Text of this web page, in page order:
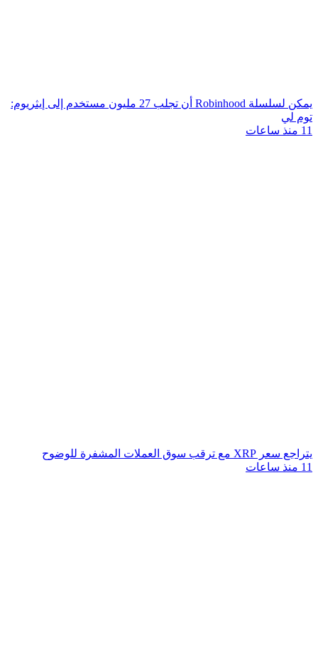
يمكن لسلسلة Robinhood أن تجلب 27 مليون مستخدم إلى إيثريوم:
توم لي
11 منذ ساعات
يتراجع سعر XRP مع ترقب سوق العملات المشفرة للوضوح
11 منذ ساعات